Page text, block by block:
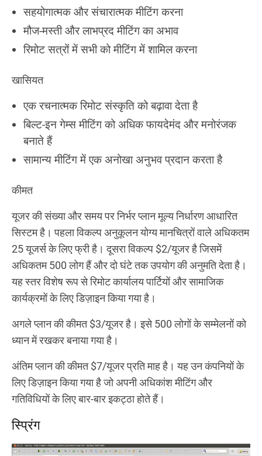
सहयोगात्मक और संचारात्मक मीटिंग करना
मौज-मस्ती और लाभप्रद मीटिंग का अभाव
रिमोट सत्रों में सभी को मीटिंग में शामिल करना
खासियत
एक रचनात्मक रिमोट संस्कृति को बढ़ावा देता है
बिल्ट-इन गेम्स मीटिंग को अधिक फायदेमंद और मनोरंजक
बनाते हैं
सामान्य मीटिंग में एक अनोखा अनुभव प्रदान करता है
कीमत
यूजर की संख्या और समय पर निर्भर प्लान मूल्य निर्धारण आधारित
सिस्टम है। पहला विकल्प अनुकूलन योग्य मानचित्रों वाले अधिकतम
25 यूजर्स के लिए फ्री है। दूसरा विकल्प $2/यूजर है जिसमें
अधिकतम 500 लोग हैं और दो घंटे तक उपयोग की अनुमति देता है।
यह स्तर विशेष रूप से रिमोट कार्यालय पार्टियों और सामाजिक
कार्यक्रमों के लिए डिज़ाइन किया गया है।
अगले प्लान की कीमत $3/यूजर है। इसे 500 लोगों के सम्मेलनों को
ध्यान में रखकर बनाया गया है।
अंतिम प्लान की कीमत $7/यूजर प्रति माह है। यह उन कंपनियों के
लिए डिज़ाइन किया गया है जो अपनी अधिकांश मीटिंग और
गतिविधियों के लिए बार-बार इकट्ठा होते हैं।
स्प्रिंग